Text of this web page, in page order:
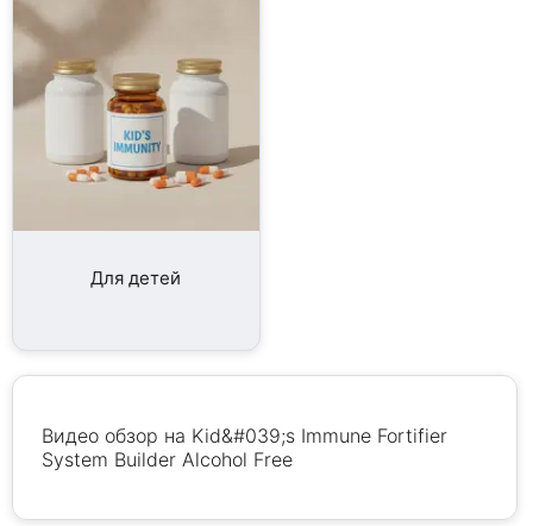
Для детей
Видео обзор на Kid&#039;s Immune Fortifier
System Builder Alcohol Free